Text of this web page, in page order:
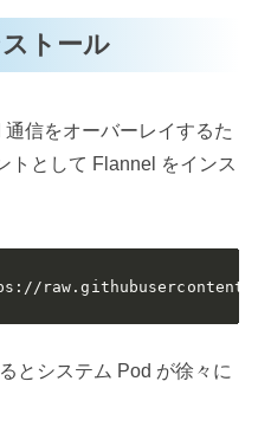
トール
信をオーバーレイするた
トとして Flannel をインス
とシステム Pod が徐々に